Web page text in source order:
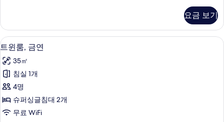
사
진
모
두
보
기
연
(with
Free
access
to
Lounge)
자
세
히
보
기
요금 보기
트
윈
룸,
금
연
사
트윈룸, 금연 | 고급 침구, 오리/거위털
4
트윈룸, 금연
35㎡
침실 1개
4명
슈퍼싱글침대 2개
무료 WiFi